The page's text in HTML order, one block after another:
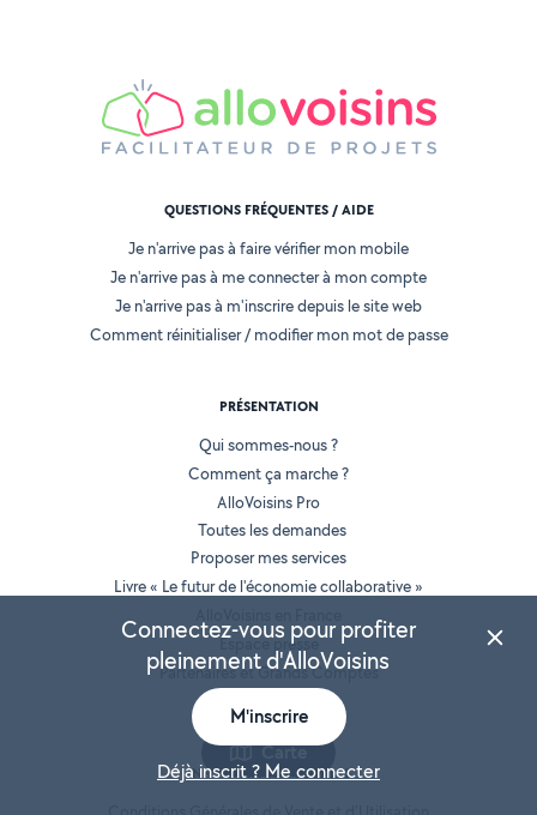
Carte
QUESTIONS FRÉQUENTES / AIDE
Je n'arrive pas à faire vérifier mon mobile
Je n'arrive pas à me connecter à mon compte
Je n'arrive pas à m'inscrire depuis le site web
Comment réinitialiser / modifier mon mot de passe
PRÉSENTATION
Qui sommes-nous ?
Comment ça marche ?
AlloVoisins Pro
Toutes les demandes
Proposer mes services
Livre « Le futur de l'économie collaborative »
Espace presse
Partenaires et Grands Comptes
INFORMATIONS LÉGALES
Connectez-vous pour profiter
pleinement d'AlloVoisins
M'inscrire
Déjà inscrit ? Me connecter